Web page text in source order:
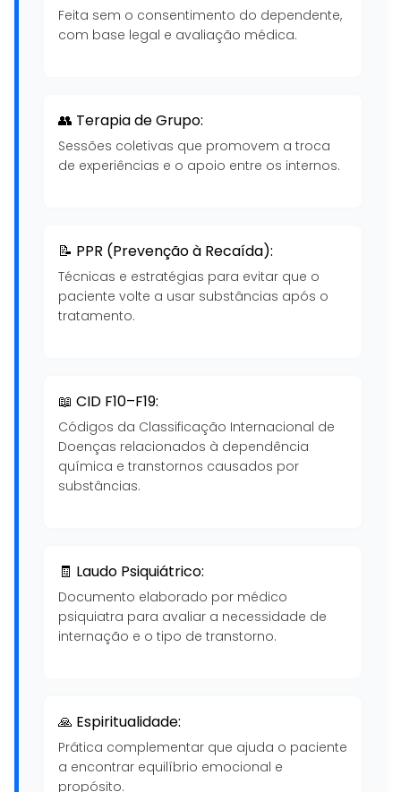
Feita sem o consentimento do dependente,
com base legal e avaliação médica.
👥 Terapia de Grupo:
Sessões coletivas que promovem a troca
de experiências e o apoio entre os internos.
📝 PPR (Prevenção à Recaída):
Técnicas e estratégias para evitar que o
paciente volte a usar substâncias após o
tratamento.
📖 CID F10–F19:
Códigos da Classificação Internacional de
Doenças relacionados à dependência
química e transtornos causados por
substâncias.
🧾 Laudo Psiquiátrico:
Documento elaborado por médico
psiquiatra para avaliar a necessidade de
internação e o tipo de transtorno.
🙏 Espiritualidade:
Prática complementar que ajuda o paciente
a encontrar equilíbrio emocional e
propósito.